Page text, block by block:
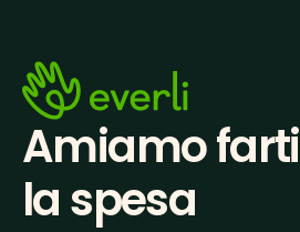
Amiamo farti
la spesa